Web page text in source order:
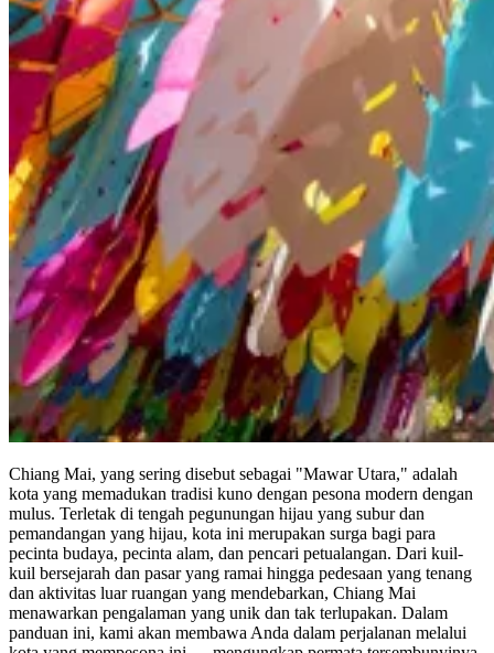
Chiang Mai, yang sering disebut sebagai "Mawar Utara," adalah
kota yang memadukan tradisi kuno dengan pesona modern dengan
mulus. Terletak di tengah pegunungan hijau yang subur dan
pemandangan yang hijau, kota ini merupakan surga bagi para
pecinta budaya, pecinta alam, dan pencari petualangan. Dari kuil-
kuil bersejarah dan pasar yang ramai hingga pedesaan yang tenang
dan aktivitas luar ruangan yang mendebarkan, Chiang Mai
menawarkan pengalaman yang unik dan tak terlupakan. Dalam
panduan ini, kami akan membawa Anda dalam perjalanan melalui